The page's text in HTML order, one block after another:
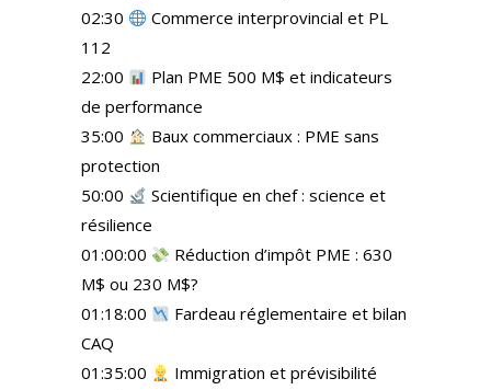
02:30
Commerce interprovincial et PL
112
22:00
Plan PME 500 M$ et indicateurs
de performance
35:00
Baux commerciaux : PME sans
protection
50:00
Scientifique en chef : science et
résilience
01:00:00
Réduction d’impôt PME : 630
M$ ou 230 M$?
01:18:00
Fardeau réglementaire et bilan
CAQ
01:35:00
Immigration et prévisibilité